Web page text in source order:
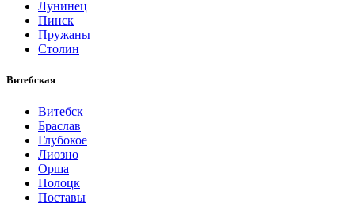
Лунинец
Пинск
Пружаны
Столин
Витебская
Витебск
Браслав
Глубокое
Лиозно
Орша
Полоцк
Поставы